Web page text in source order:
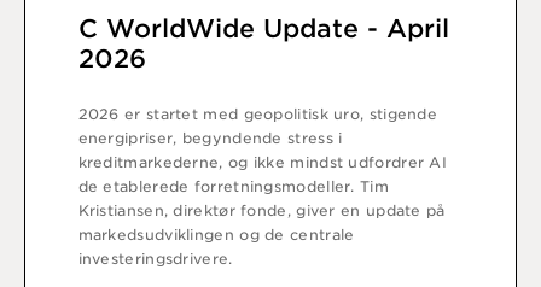
C WorldWide Update - April
2026
2026 er startet med geopolitisk uro, stigende
energipriser, begyndende stress i
kreditmarkederne, og ikke mindst udfordrer AI
de etablerede forretningsmodeller. Tim
Kristiansen, direktør fonde, giver en update på
markedsudviklingen og de centrale
investeringsdrivere.